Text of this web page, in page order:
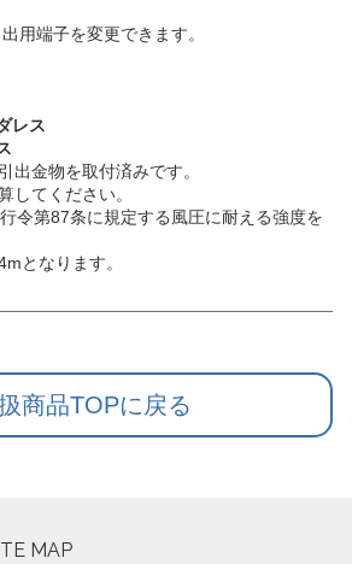
用端子を変更できます。
レス
出金物を取付済みです。
してください。
令第87条に規定する風圧に耐える強度を
となります。
商品TOPに戻る
MAP